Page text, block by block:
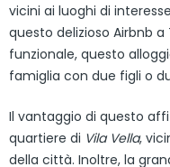
vicini ai luoghi di
questo delizioso Airbnb a
funzionale, questo
famiglia con due figli o
Il vantaggio di questo
quartiere di Vila Vella,
della città. Inoltre, la